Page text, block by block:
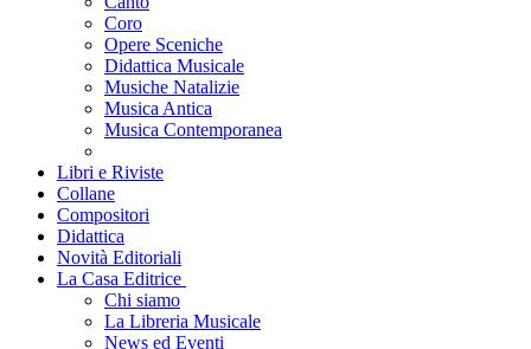
Coro
Opere Sceniche
Didattica Musicale
Musiche Natalizie
Musica Antica
Musica Contemporanea
Libri e Riviste
Collane
Compositori
Didattica
Novità Editoriali
La Casa Editrice
Chi siamo
La Libreria Musicale
News ed Eventi